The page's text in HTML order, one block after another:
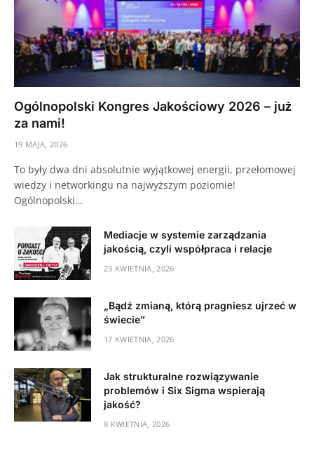
Ogólnopolski Kongres Jakościowy 2026 – już
za nami!
19 MAJA, 2026
To były dwa dni absolutnie wyjątkowej energii, przełomowej
wiedzy i networkingu na najwyższym poziomie!
Ogólnopolski…
Mediacje w systemie zarządzania
jakością, czyli współpraca i relacje
23 KWIETNIA, 2026
„Bądź zmianą, którą pragniesz ujrzeć w
świecie”
17 KWIETNIA, 2026
Jak strukturalne rozwiązywanie
problemów i Six Sigma wspierają
jakość?
8 KWIETNIA, 2026